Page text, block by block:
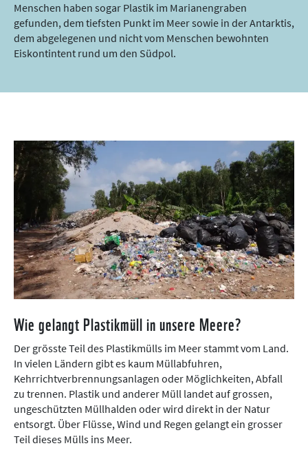
Menschen haben sogar Plastik im Marianengraben
gefunden, dem tiefsten Punkt im Meer sowie in der Antarktis,
dem abgelegenen und nicht vom Menschen bewohnten
Eiskontintent rund um den Südpol.
Wie gelangt Plastikmüll in unsere Meere?
Der grösste Teil des Plastikmülls im Meer stammt vom Land.
In vielen Ländern gibt es kaum Müllabfuhren,
Kehrrichtverbrennungsanlagen oder Möglichkeiten, Abfall
zu trennen. Plastik und anderer Müll landet auf grossen,
ungeschützten Müllhalden oder wird direkt in der Natur
entsorgt. Über Flüsse, Wind und Regen gelangt ein grosser
Teil dieses Mülls ins Meer.